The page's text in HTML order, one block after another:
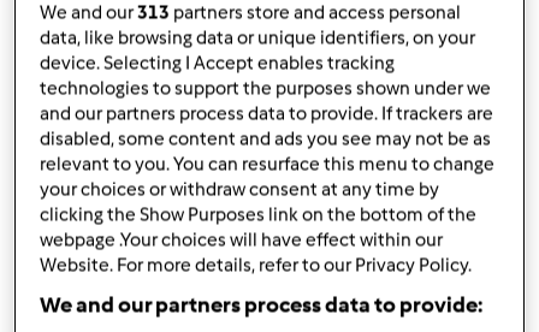
300gFarina Bianca 00
130g zucchero semolato
150g burro,morbido a pezzetti
1uovo,intero
1bustinalievito per dolci
Crema:
1limone,solo la buccia
120gzucchero semolato
50gfarina 0
500g latte fresco intero
We and our313 partners store and access personal
data, like browsing data or unique identifiers, on your
device. Selecting I Accept enables tracking
technologies to support the purposes shown under we
and our partners process data to provide. If trackers are
disabled, some content and ads you see may not be as
relevant to you. You can resurface this menu to change
your choices or withdraw consent at any time by
clicking the Show Purposes link on the bottom of the
webpage .Your choices will have effect within our
Website. For more details, refer to our Privacy Policy.
We and our partners process data to provide: